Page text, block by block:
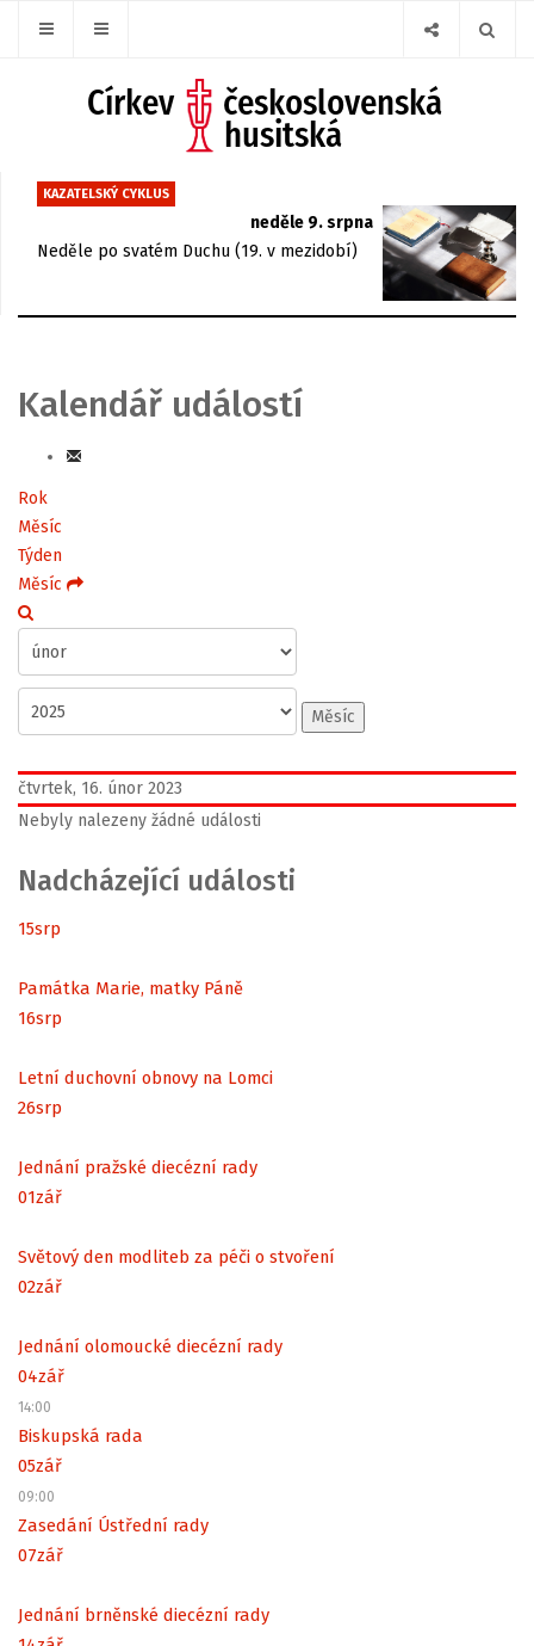
KAZATELSKÝ CYKLUS
neděle 9. srpna
Neděle po svatém Duchu (19. v mezidobí)
Kalendář událostí
Rok
Měsíc
Týden
Měsíc
Měsíc
čtvrtek, 16. únor 2023
Nebyly nalezeny žádné události
Nadcházející události
15srp
Památka Marie, matky Páně
16srp
Letní duchovní obnovy na Lomci
26srp
Jednání pražské diecézní rady
01zář
Světový den modliteb za péči o stvoření
02zář
Jednání olomoucké diecézní rady
04zář
14:00
Biskupská rada
05zář
09:00
Zasedání Ústřední rady
07zář
Jednání brněnské diecézní rady